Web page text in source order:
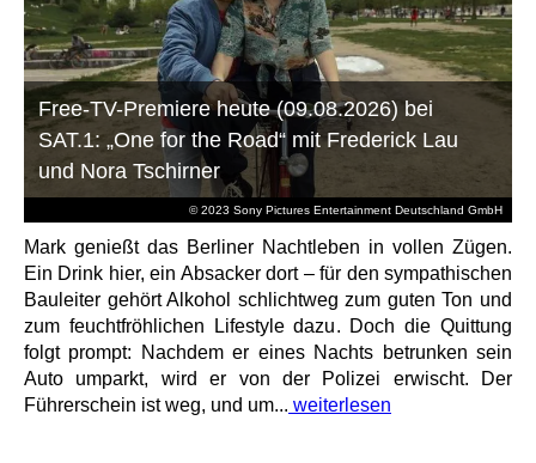
© 2023 Sony Pictures Entertainment Deutschland GmbH
Free-TV-Premiere heute (09.08.2026) bei
SAT.1: „One for the Road“ mit Frederick Lau
und Nora Tschirner
Mark genießt das Berliner Nachtleben in vollen Zügen.
Ein Drink hier, ein Absacker dort – für den sympathischen
Bauleiter gehört Alkohol schlichtweg zum guten Ton und
zum feuchtfröhlichen Lifestyle dazu. Doch die Quittung
folgt prompt: Nachdem er eines Nachts betrunken sein
Auto umparkt, wird er von der Polizei erwischt. Der
Führerschein ist weg, und um... weiterlesen